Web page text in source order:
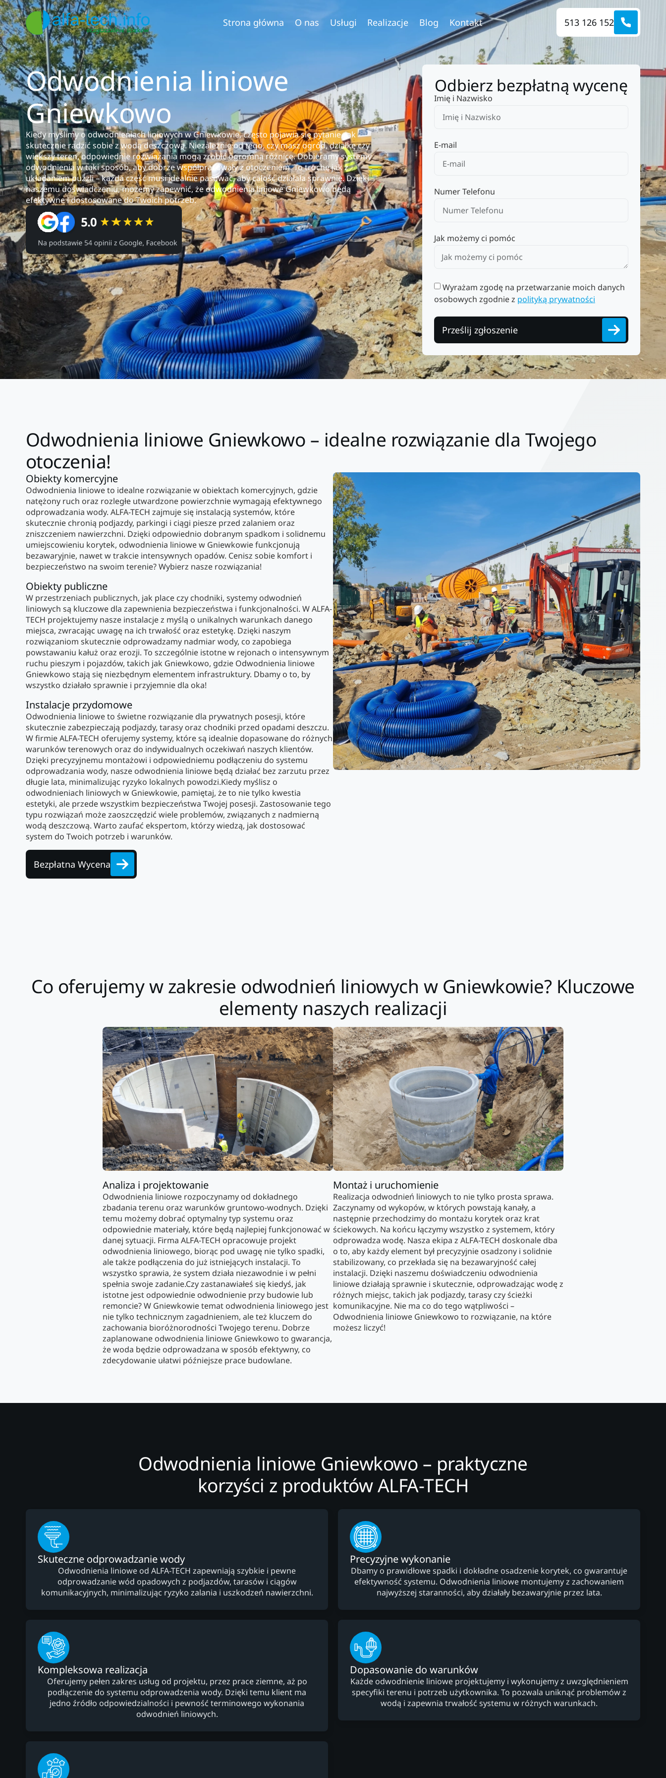
Strona główna O nas Usługi Realizacje Blog Kontakt 513 126 152
Odwodnienia liniowe
Gniewkowo
Kiedy myślimy o odwodnieniach liniowych w Gniewkowie, często pojawia się pytanie, jak
skutecznie radzić sobie z wodą deszczową. Niezależnie od tego, czy masz ogród, działkę czy
większy teren, odpowiednie rozwiązania mogą zrobić ogromną różnicę. Dobieramy systemy
odwodnienia w taki sposób, aby dobrze współpracowały z otoczeniem. To trochę jak z
układaniem puzzli – każda część musi idealnie pasować, aby całość działała sprawnie. Dzięki
naszemu doświadczeniu, możemy zapewnić, że odwodnienia liniowe Gniewkowo będą
efektywne i dostosowane do Twoich potrzeb.
Odbierz bezpłatną wycenę
Imię i Nazwisko
E-mail
Numer Telefonu
Jak możemy ci pomóc
Wyrażam zgodę na przetwarzanie moich danych
osobowych zgodnie z polityką prywatności
Prześlij zgłoszenie
Odwodnienia liniowe Gniewkowo – idealne rozwiązanie dla Twojego
otoczenia!
Obiekty komercyjne
Odwodnienia liniowe to idealne rozwiązanie w obiektach komercyjnych, gdzie
natężony ruch oraz rozległe utwardzone powierzchnie wymagają efektywnego
odprowadzania wody. ALFA-TECH zajmuje się instalacją systemów, które
skutecznie chronią podjazdy, parkingi i ciągi piesze przed zalaniem oraz
zniszczeniem nawierzchni. Dzięki odpowiednio dobranym spadkom i solidnemu
umiejscowieniu korytek, odwodnienia liniowe w Gniewkowie funkcjonują
bezawaryjnie, nawet w trakcie intensywnych opadów. Cenisz sobie komfort i
bezpieczeństwo na swoim terenie? Wybierz nasze rozwiązania!
Obiekty publiczne
W przestrzeniach publicznych, jak place czy chodniki, systemy odwodnień
liniowych są kluczowe dla zapewnienia bezpieczeństwa i funkcjonalności. W ALFA-
TECH projektujemy nasze instalacje z myślą o unikalnych warunkach danego
miejsca, zwracając uwagę na ich trwałość oraz estetykę. Dzięki naszym
rozwiązaniom skutecznie odprowadzamy nadmiar wody, co zapobiega
powstawaniu kałuż oraz erozji. To szczególnie istotne w rejonach o intensywnym
ruchu pieszym i pojazdów, takich jak Gniewkowo, gdzie Odwodnienia liniowe
Gniewkowo stają się niezbędnym elementem infrastruktury. Dbamy o to, by
wszystko działało sprawnie i przyjemnie dla oka!
Instalacje przydomowe
Odwodnienia liniowe to świetne rozwiązanie dla prywatnych posesji, które
skutecznie zabezpieczają podjazdy, tarasy oraz chodniki przed opadami deszczu.
W firmie ALFA-TECH oferujemy systemy, które są idealnie dopasowane do różnych
warunków terenowych oraz do indywidualnych oczekiwań naszych klientów.
Dzięki precyzyjnemu montażowi i odpowiedniemu podłączeniu do systemu
odprowadzania wody, nasze odwodnienia liniowe będą działać bez zarzutu przez
długie lata, minimalizując ryzyko lokalnych powodzi.Kiedy myślisz o
odwodnieniach liniowych w Gniewkowie, pamiętaj, że to nie tylko kwestia
estetyki, ale przede wszystkim bezpieczeństwa Twojej posesji. Zastosowanie tego
typu rozwiązań może zaoszczędzić wiele problemów, związanych z nadmierną
wodą deszczową. Warto zaufać ekspertom, którzy wiedzą, jak dostosować
system do Twoich potrzeb i warunków.
Bezpłatna Wycena
Co oferujemy w zakresie odwodnień liniowych w Gniewkowie? Kluczowe
elementy naszych realizacji
Analiza i projektowanie
Odwodnienia liniowe rozpoczynamy od dokładnego
zbadania terenu oraz warunków gruntowo-wodnych. Dzięki
temu możemy dobrać optymalny typ systemu oraz
odpowiednie materiały, które będą najlepiej funkcjonować w
danej sytuacji. Firma ALFA-TECH opracowuje projekt
odwodnienia liniowego, biorąc pod uwagę nie tylko spadki,
ale także podłączenia do już istniejących instalacji. To
wszystko sprawia, że system działa niezawodnie i w pełni
spełnia swoje zadanie.Czy zastanawiałeś się kiedyś, jak
istotne jest odpowiednie odwodnienie przy budowie lub
remoncie? W Gniewkowie temat odwodnienia liniowego jest
nie tylko technicznym zagadnieniem, ale też kluczem do
zachowania bioróżnorodności Twojego terenu. Dobrze
zaplanowane odwodnienia liniowe Gniewkowo to gwarancja,
że woda będzie odprowadzana w sposób efektywny, co
zdecydowanie ułatwi późniejsze prace budowlane.
Montaż i uruchomienie
Realizacja odwodnień liniowych to nie tylko prosta sprawa.
Zaczynamy od wykopów, w których powstają kanały, a
następnie przechodzimy do montażu korytek oraz krat
ściekowych. Na końcu łączymy wszystko z systemem, który
odprowadza wodę. Nasza ekipa z ALFA-TECH doskonale dba
o to, aby każdy element był precyzyjnie osadzony i solidnie
stabilizowany, co przekłada się na bezawaryjność całej
instalacji. Dzięki naszemu doświadczeniu odwodnienia
liniowe działają sprawnie i skutecznie, odprowadzając wodę z
różnych miejsc, takich jak podjazdy, tarasy czy ścieżki
komunikacyjne. Nie ma co do tego wątpliwości –
Odwodnienia liniowe Gniewkowo to rozwiązanie, na które
możesz liczyć!
Odwodnienia liniowe Gniewkowo – praktyczne
korzyści z produktów ALFA-TECH
Skuteczne odprowadzanie wody
Odwodnienia liniowe od ALFA-TECH zapewniają szybkie i pewne
odprowadzanie wód opadowych z podjazdów, tarasów i ciągów
komunikacyjnych, minimalizując ryzyko zalania i uszkodzeń nawierzchni.
Precyzyjne wykonanie
Dbamy o prawidłowe spadki i dokładne osadzenie korytek, co gwarantuje
efektywność systemu. Odwodnienia liniowe montujemy z zachowaniem
najwyższej staranności, aby działały bezawaryjnie przez lata.
Kompleksowa realizacja
Oferujemy pełen zakres usług od projektu, przez prace ziemne, aż po
podłączenie do systemu odprowadzenia wody. Dzięki temu klient ma
jedno źródło odpowiedzialności i pewność terminowego wykonania
odwodnień liniowych.
Dopasowanie do warunków
Każde odwodnienie liniowe projektujemy i wykonujemy z uwzględnieniem
specyfiki terenu i potrzeb użytkownika. To pozwala uniknąć problemów z
wodą i zapewnia trwałość systemu w różnych warunkach.